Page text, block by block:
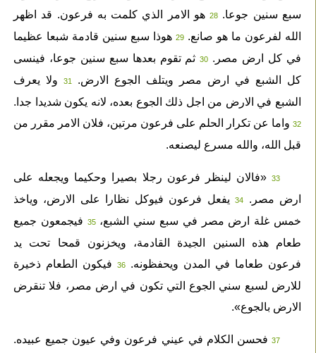
سبع سنين جوعا. 28هو الامر الذي كلمت به فرعون. قد اظهر
الله لفرعون ما هو صانع. 29هوذا سبع سنين قادمة شبعا عظيما
في كل ارض مصر. 30ثم تقوم بعدها سبع سنين جوعا، فينسى
كل الشبع في ارض مصر ويتلف الجوع الارض.
31ولا يعرف
الشبع في الارض من اجل ذلك الجوع بعده، لانه يكون شديدا جدا.
32واما عن تكرار الحلم على فرعون مرتين، فلان الامر مقرر من
قبل الله، والله مسرع ليصنعه.
33«فالان لينظر فرعون رجلا بصيرا وحكيما ويجعله على
ارض مصر.
34يفعل فرعون فيوكل نظارا على الارض، وياخذ
خمس غلة ارض مصر في سبع سني الشبع، 35فيجمعون جميع
طعام هذه السنين الجيدة القادمة، ويخزنون قمحا تحت يد
فرعون طعاما في المدن ويحفظونه.
36فيكون الطعام ذخيرة
للارض لسبع سني الجوع التي تكون في ارض مصر، فلا تنقرض
الارض بالجوع».
37فحسن الكلام في عيني فرعون وفي عيون جميع عبيده.